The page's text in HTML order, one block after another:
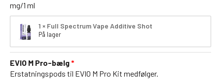
mg/1 ml
1 × Full Spectrum Vape Additive Shot
På lager
EVIO M Pro-bælg
Erstatningspods til EVIO M Pro Kit medfølger.